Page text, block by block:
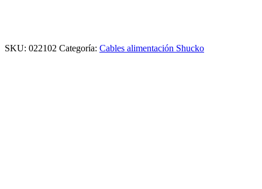
SKU: 022102 Categoría: Cables alimentación Shucko